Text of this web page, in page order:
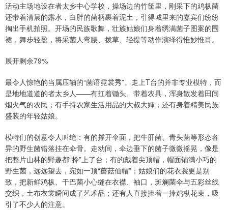
活动主场地设在者太乡中心学校，操场边的竹筐里，刚采下的鸡枞菌
还带着清晨的露水，白胖的菌柄裹着泥土，引得城里来的嘉宾们纷纷
掏出手机拍照。开场的民族歌舞，壮族姑娘们身着绣满菌子图案的围
裙，舞步轻盈，将采菌人弯腰、拨草、轻提等动作演绎得惟妙惟肖。
展开剩余79%
最令人惊艳的当属压轴的“菌语霓裳秀”。走上T台的并非专业模特，而
是地地道道的者太乡人——有扛着锄头、带着农具，浑身散发着田间
烟火气的农民；有手持农家生活用品的大叔大婶；还有身着精美民族
盛装的年轻姑娘。
模特们的创意令人叫绝：有的撑开伞面，把牛肝菌、青头菌等形态各
异的野生菌错落挂在伞骨。走动间，伞边垂下的菌子微微摇晃，像是
把整片山林的野趣都“拎”上了台；有的戴着尖顶帽，帽面铺满小巧的
野生菌，远远望去，宛如一顶“蘑菇仙帽”；姑娘们的花衣裳更是别
致，把新鲜鸡枞、干巴菌小心缝在衣襟、袖口，斑斓菌伞与五彩丝线
交织，土布衣裳瞬间成了艺术品；还有人直接捧着一捧鸡枞花束，吸
引了不少人的注意。